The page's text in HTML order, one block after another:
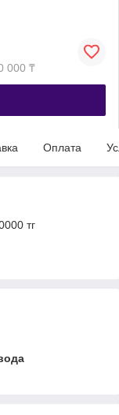
000 ₸
Оплата
тг